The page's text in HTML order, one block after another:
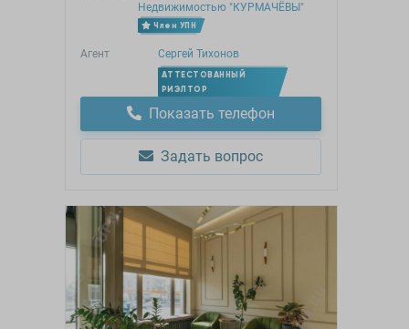
Недвижимостью "КУРМАЧЁВЫ"
Член УПН
Агент Сергей Тихонов
АТТЕСТОВАННЫЙ
РИЭЛТОР
Показать телефон
Задать вопрос